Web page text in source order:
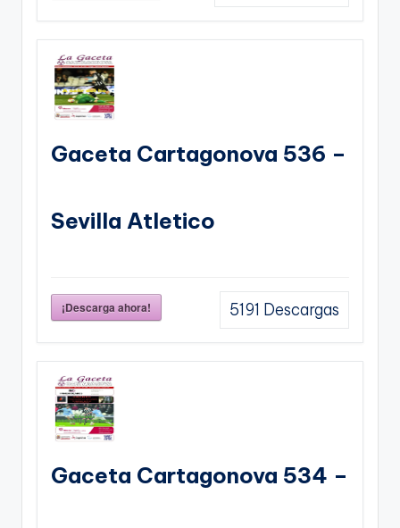
Gaceta Cartagonova 536 –
Sevilla Atletico
¡Descarga ahora! 5191 Descargas
Gaceta Cartagonova 534 –